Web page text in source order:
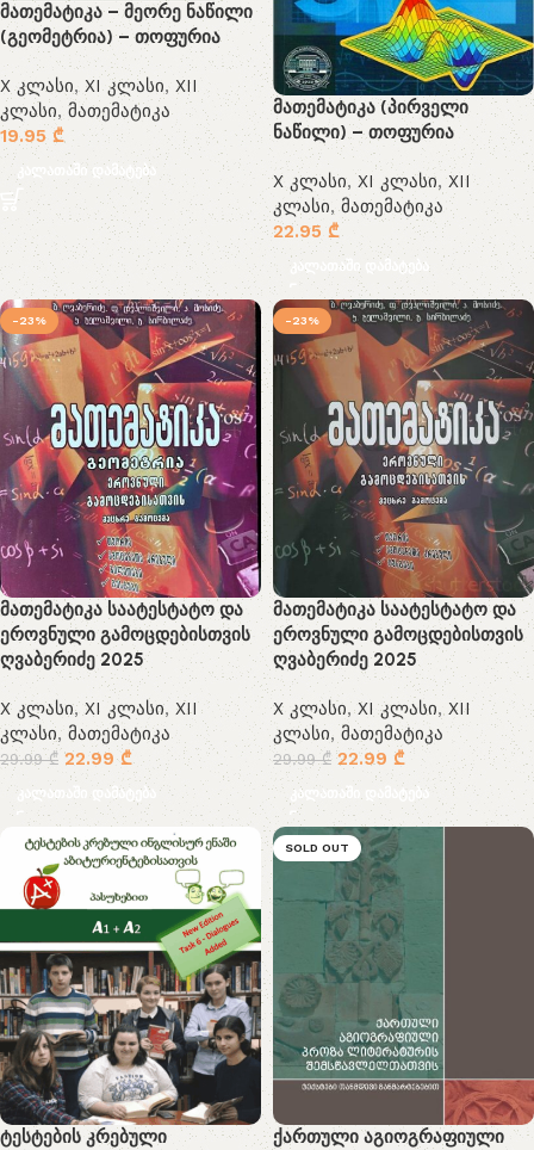
მათემატიკა – მეორე ნაწილი
(გეომეტრია) – თოფურია
X კლასი, XI კლასი, XII
კლასი, მათემატიკა
19.95 ₾
კალათაში დამატება
მათემატიკა (პირველი
ნაწილი) – თოფურია
X კლასი,XI კლასი,XII
კლასი,მათემატიკა
22.95 ₾
კალათაში დამატება
-23%
მათემატიკა საატესტატო და
ეროვნული გამოცდებისთვის
ღვაბერიძე 2025
X კლასი, XI კლასი, XII
კლასი, მათემატიკა
29.99₾ 22.99₾
კალათაში დამატება
-23%
მათემატიკა საატესტატო და
ეროვნული გამოცდებისთვის
ღვაბერიძე 2025
X კლასი,XI კლასი,XII
კლასი, მათემატიკა
29.99₾ 22.99 ₾
კალათაში დამატება
ტესტების კრებული
SOLD OUT
ქართული აგიოგრაფიული